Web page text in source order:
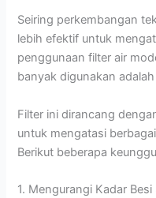
Seiring perkembangan
lebih efektif untuk
penggunaan filter air
banyak digunakan
Filter ini dirancang
untuk mengatasi
Berikut beberapa
1. Mengurangi Kadar